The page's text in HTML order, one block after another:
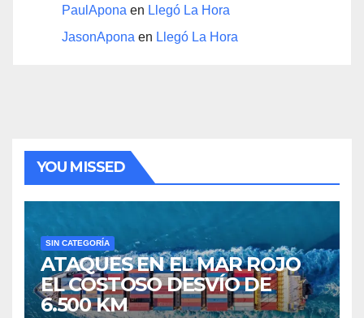
PaulApona en Llegó La Hora
JasonApona en Llegó La Hora
YOU MISSED
SIN CATEGORÍA
ATAQUES EN EL MAR ROJO
EL COSTOSO DESVÍO DE
6.500 KM